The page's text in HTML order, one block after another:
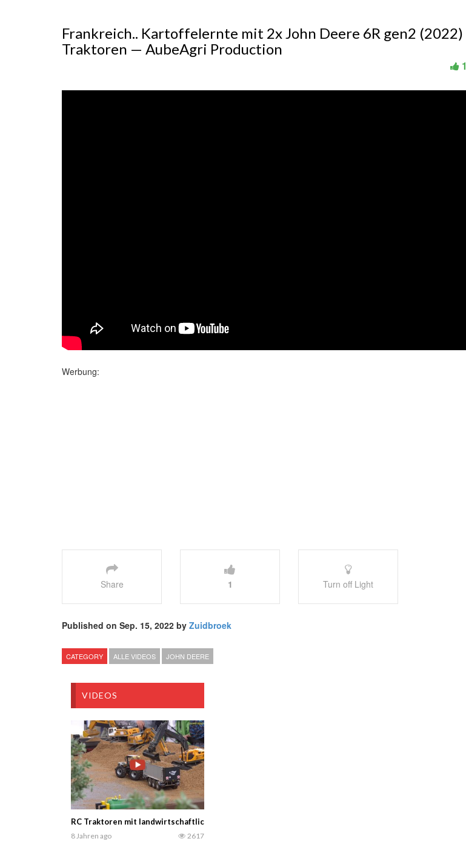
Frankreich.. Kartoffelernte mit 2x John Deere 6R gen2 (2022)
Traktoren — AubeAgri Production
1
Werbung:
Share 1 Turn off Light
Published on Sep. 15, 2022 by Zuidbroek
CATEGORY ALLE VIDEOS JOHN DEERE
VIDEOS
RC Traktoren mit landwirtschaftlichen Geräten arbeiten hart! — monsterchannel24
8 Jahren ago 2617